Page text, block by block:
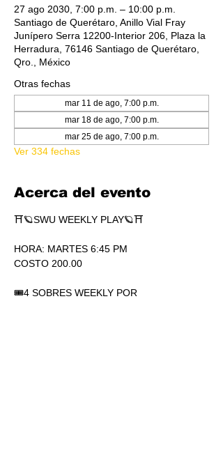
27 ago 2030, 7:00 p.m. – 10:00 p.m.
Santiago de Querétaro, Anillo Vial Fray
Junípero Serra 12200-Interior 206, Plaza la
Herradura, 76146 Santiago de Querétaro,
Qro., México
Otras fechas
mar 11 de ago, 7:00 p.m.
mar 18 de ago, 7:00 p.m.
mar 25 de ago, 7:00 p.m.
Ver 334 fechas
Acerca del evento
⛩🪐SWU WEEKLY PLAY🪐⛩
HORA: MARTES 6:45 PM
COSTO 200.00
🎟4 SOBRES WEEKLY POR